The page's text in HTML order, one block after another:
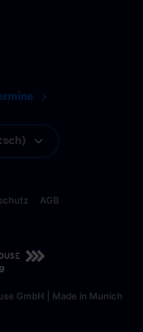
)
GmbH | Made in Munich
AGB